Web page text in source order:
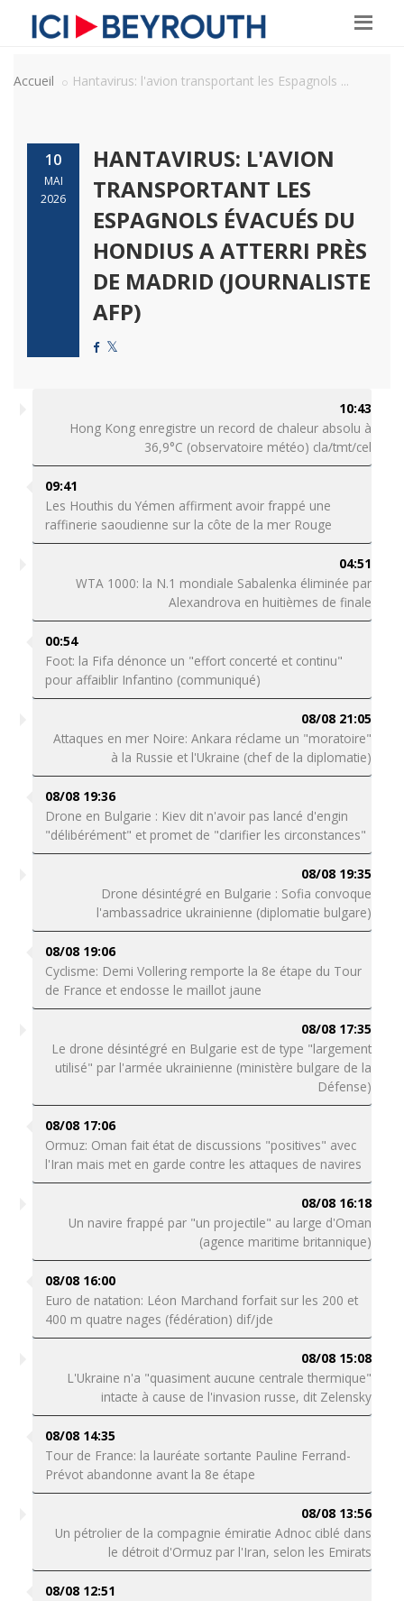
Accueil Hantavirus: l'avion transportant les Espagnols ...
10
MAI
2026
HANTAVIRUS: L'AVION
TRANSPORTANT LES
ESPAGNOLS ÉVACUÉS DU
HONDIUS A ATTERRI PRÈS
DE MADRID (JOURNALISTE
AFP)
10:43
Hong Kong enregistre un record de chaleur absolu à
36,9°C (observatoire météo) cla/tmt/cel
09:41
Les Houthis du Yémen affirment avoir frappé une
raffinerie saoudienne sur la côte de la mer Rouge
04:51
WTA 1000: la N.1 mondiale Sabalenka éliminée par
Alexandrova en huitièmes de finale
00:54
Foot: la Fifa dénonce un "effort concerté et continu"
pour affaiblir Infantino (communiqué)
08/08 21:05
Attaques en mer Noire: Ankara réclame un "moratoire"
à la Russie et l'Ukraine (chef de la diplomatie)
08/08 19:36
Drone en Bulgarie : Kiev dit n'avoir pas lancé d'engin
"délibérément" et promet de "clarifier les circonstances"
08/08 19:35
Drone désintégré en Bulgarie : Sofia convoque
l'ambassadrice ukrainienne (diplomatie bulgare)
08/08 19:06
Cyclisme: Demi Vollering remporte la 8e étape du Tour
de France et endosse le maillot jaune
08/08 17:35
Le drone désintégré en Bulgarie est de type "largement
utilisé" par l'armée ukrainienne (ministère bulgare de la
Défense)
08/08 17:06
Ormuz: Oman fait état de discussions "positives" avec
l'Iran mais met en garde contre les attaques de navires
08/08 16:18
Un navire frappé par "un projectile" au large d'Oman
(agence maritime britannique)
08/08 16:00
Euro de natation: Léon Marchand forfait sur les 200 et
400 m quatre nages (fédération) dif/jde
08/08 15:08
L'Ukraine n'a "quasiment aucune centrale thermique"
intacte à cause de l'invasion russe, dit Zelensky
08/08 14:35
Tour de France: la lauréate sortante Pauline Ferrand-
Prévot abandonne avant la 8e étape
08/08 13:56
Un pétrolier de la compagnie émiratie Adnoc ciblé dans
le détroit d'Ormuz par l'Iran, selon les Emirats
08/08 12:51